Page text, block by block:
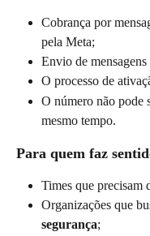
Cobrança por
pela Meta;
Envio de
O processo de
O número não pode
mesmo tempo.
Para quem faz
Times que precisam
Organizações que
segurança;